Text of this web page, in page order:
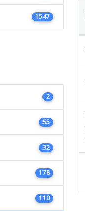
1547
2
55
32
178
110